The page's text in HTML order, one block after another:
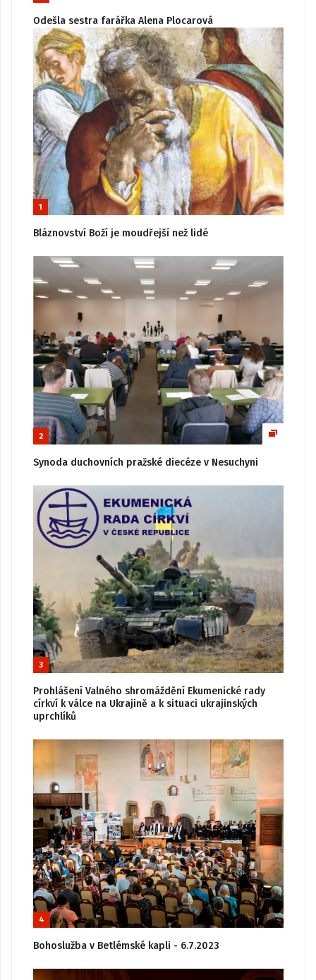
Odešla sestra farářka Alena Plocarová
1
Bláznovství Boží je moudřejší než lidé
2
Synoda duchovních pražské diecéze v Nesuchyni
3
Prohlášení Valného shromáždění Ekumenické rady
církví k válce na Ukrajině a k situaci ukrajinských
uprchlíků
4
Bohoslužba v Betlémské kapli - 6.7.2023